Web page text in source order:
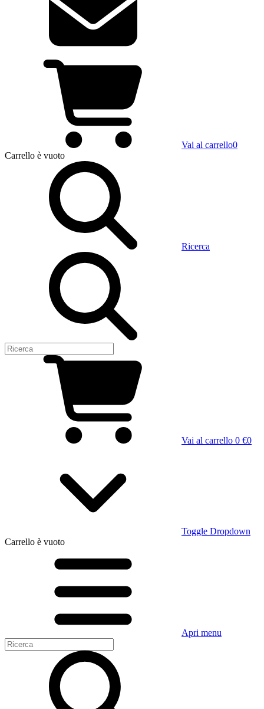
Vai al carrello0
Carrello è vuoto
Ricerca
Vai al carrello 0 €0
Toggle Dropdown
Carrello è vuoto
Apri menu